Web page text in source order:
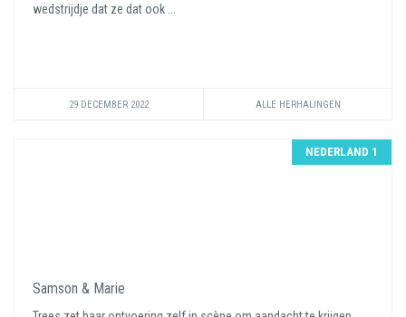
wedstrijdje dat ze dat ook ...
29 DECEMBER 2022 ALLE HERHALINGEN
NEDERLAND 1
Samson & Marie